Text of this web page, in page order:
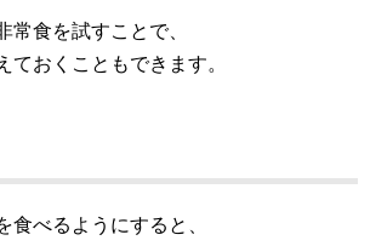
常食を試すことで、
ておくこともできます。
食べるようにすると、